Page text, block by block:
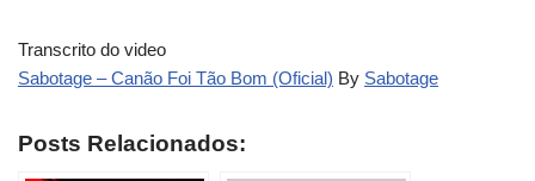
Transcrito do video
Sabotage – Canão Foi Tão Bom (Oficial) By Sabotage
Posts Relacionados: